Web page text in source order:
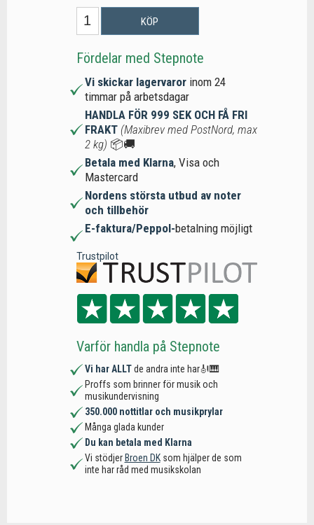
KÖP
Fördelar med Stepnote
Vi skickar lagervaror inom 24
timmar på arbetsdagar
HANDLA FÖR 999 SEK OCH FÅ FRI
FRAKT (Maxibrev med PostNord, max
2 kg) 📦🚚
Betala med Klarna, Visa och
Mastercard
Nordens största utbud av noter
och tillbehör
E-faktura/Peppol-betalning möjligt
Trustpilot
Varför handla på Stepnote
Vi har ALLTde andra inte har🎻🎹
Proffs som brinner för musik och
musikundervisning
350.000 nottitlar och musikprylar
Många glada kunder
Du kan betala med Klarna
Vi stödjer Broen DKsom hjälper de som
inte har råd med musikskolan